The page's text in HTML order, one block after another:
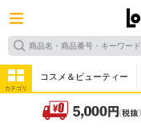
カテゴリ
コスメ＆ビューティー